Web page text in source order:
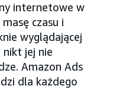
internetowe w
czasu i
wyglądającej
jej nie
Amazon Ads
dla każdego